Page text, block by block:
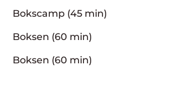
Bokscamp (45 min)
Boksen (60 min)
Boksen (60 min)